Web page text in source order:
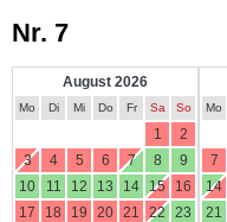
Nr. 7
August 2026
Mo Di Mi Do Fr Sa So
1
2
3
4 5 6 7 8
9
10
11 12 13 14 15
16
17
18 19 20 21 22
23
Mo
7
14
21